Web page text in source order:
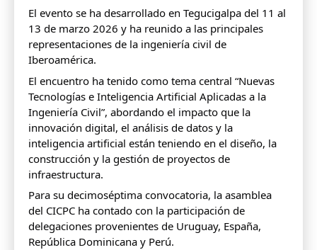
El evento se ha desarrollado en Tegucigalpa del 11 al
13 de marzo 2026 y ha reunido a las principales
representaciones de la ingeniería civil de
Iberoamérica.
El encuentro ha tenido como tema central “Nuevas
Tecnologías e Inteligencia Artificial Aplicadas a la
Ingeniería Civil”, abordando el impacto que la
innovación digital, el análisis de datos y la
inteligencia artificial están teniendo en el diseño, la
construcción y la gestión de proyectos de
infraestructura.
Para su decimoséptima convocatoria, la asamblea
del CICPC ha contado con la participación de
delegaciones provenientes de Uruguay, España,
República Dominicana y Perú.